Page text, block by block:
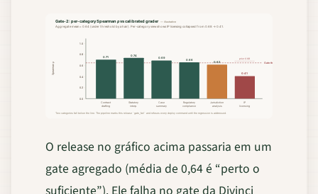
O release no gráfico acima passaria em um
gate agregado (média de 0,64 é “perto o